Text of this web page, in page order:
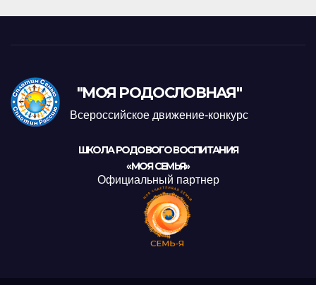
"МОЯ РОДОСЛОВНАЯ"
Всероссийское движение-конкурс
ШКОЛА РОДОВОГО ВОСПИТАНИЯ
«МОЯ СЕМЬЯ»
Официальный партнер